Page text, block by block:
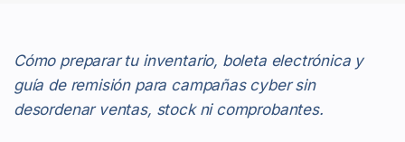
Cómo preparar tu inventario, boleta electrónica y
guía de remisión para campañas cyber sin
desordenar ventas, stock ni comprobantes.